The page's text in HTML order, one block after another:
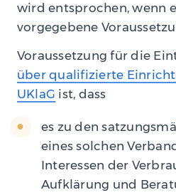
wird entsprochen, wenn
vorgegebene
Voraussetzung für die
über qualifizierte
UKlaG ist, dass
es zu den
eines solchen
Interessen der
Aufklärung und